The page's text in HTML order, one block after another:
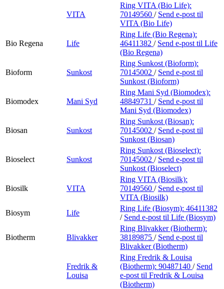
VITA
Ring VITA (Bio Life):
70149560 / Send e-post til
VITA (Bio Life)
Bio Regena Life
Ring Life (Bio Regena):
46411382 / Send e-post til Life
(Bio Regena)
Bioform Sunkost
Ring Sunkost (Bioform):
70145002 / Send e-post til
Sunkost (Bioform)
Biomodex Mani Syd
Ring Mani Syd (Biomodex):
48849731 / Send e-post til
Mani Syd (Biomodex)
Biosan Sunkost
Ring Sunkost (Biosan):
70145002 / Send e-post til
Sunkost (Biosan)
Bioselect Sunkost
Ring Sunkost (Bioselect):
70145002 / Send e-post til
Sunkost (Bioselect)
Biosilk VITA
Ring VITA (Biosilk):
70149560 / Send e-post til
VITA (Biosilk)
Biosym
Life
Ring Life (Biosym): 46411382
/ Send e-post til Life (Biosym)
Biotherm Blivakker
Ring Blivakker (Biotherm):
38189875 / Send e-post til
Blivakker (Biotherm)
Fredrik &
Louisa
Ring Fredrik & Louisa
(Biotherm): 90487140 / Send
e-post til Fredrik & Louisa
(Biotherm)